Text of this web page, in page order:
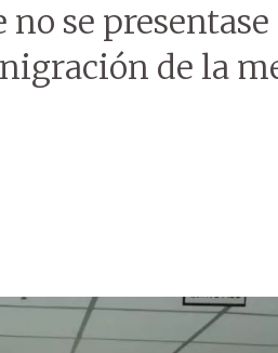
se
de la